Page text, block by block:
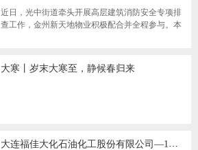
近日，光中街道牵头开展高层建筑消防安全专项排
查工作，金州新天地物业积极配合并全程参与。本
大寒丨岁末大寒至，静候春归来
大连福佳大化石油化工股份有限公司—1月采购物资项目招标公告